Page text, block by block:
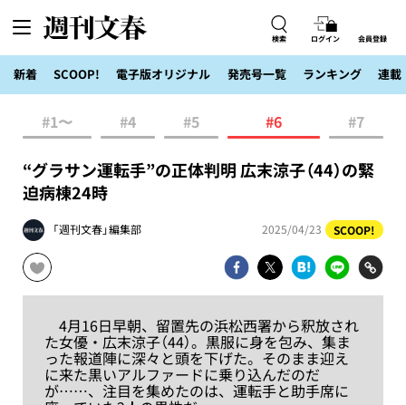
検索 ログイン 会員登録
新着 SCOOP! 電子版オリジナル 発売号一覧 ランキング 連載
#1〜 #4 #5 #6 #7
“グラサン運転手”の正体判明 広末涼子（44）の緊
迫病棟24時
「週刊文春」編集部 2025/04/23 SCOOP!
4月16日早朝、留置先の浜松西署から釈放され
た女優・広末涼子（44）。黒服に身を包み、集ま
った報道陣に深々と頭を下げた。そのまま迎え
に来た黒いアルファードに乗り込んだのだ
が……、注目を集めたのは、運転手と助手席に